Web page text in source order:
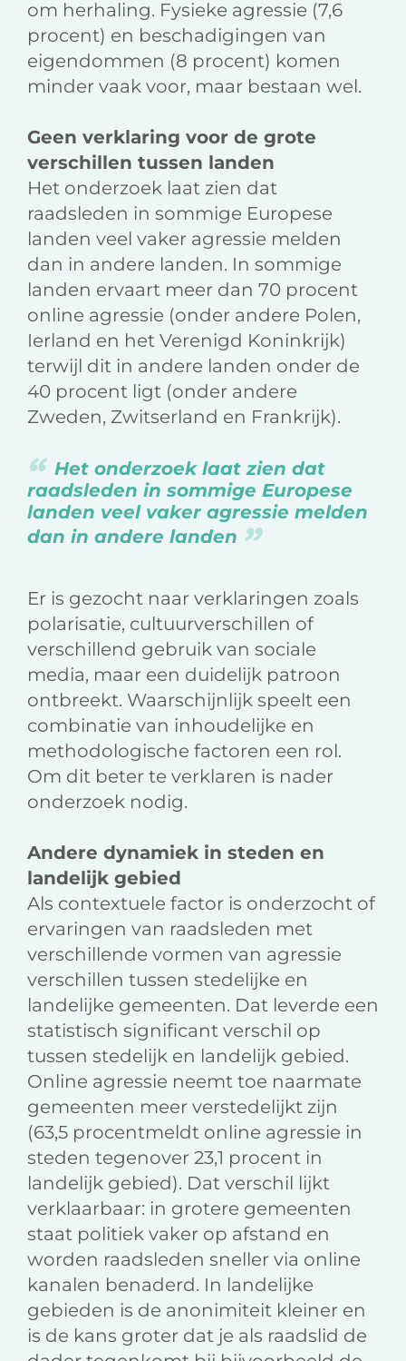
om herhaling. Fysieke agressie (7,6
procent) en beschadigingen van
eigendommen (8 procent) komen
minder vaak voor, maar bestaan wel.
Geen verklaring voor de grote
verschillen tussen landen
Het onderzoek laat zien dat
raadsleden in sommige Europese
landen veel vaker agressie melden
dan in andere landen. In sommige
landen ervaart meer dan 70 procent
online agressie (onder andere Polen,
Ierland en het Verenigd Koninkrijk)
terwijl dit in andere landen onder de
40 procent ligt (onder andere
Zweden, Zwitserland en Frankrijk).
Het onderzoek laat zien dat
raadsleden in sommige Europese
landen veel vaker agressie melden
dan in andere landen
Er is gezocht naar verklaringen zoals
polarisatie, cultuurverschillen of
verschillend gebruik van sociale
media, maar een duidelijk patroon
ontbreekt. Waarschijnlijk speelt een
combinatie van inhoudelijke en
methodologische factoren een rol.
Om dit beter te verklaren is nader
onderzoek nodig.
Andere dynamiek in steden en
landelijk gebied
Als contextuele factor is onderzocht of
ervaringen van raadsleden met
verschillende vormen van agressie
verschillen tussen stedelijke en
landelijke gemeenten. Dat leverde een
statistisch significant verschil op
tussen stedelijk en landelijk gebied.
Online agressie neemt toe naarmate
gemeenten meer verstedelijkt zijn
(63,5 procentmeldt online agressie in
steden tegenover 23,1 procent in
landelijk gebied). Dat verschil lijkt
verklaarbaar: in grotere gemeenten
staat politiek vaker op afstand en
worden raadsleden sneller via online
kanalen benaderd. In landelijke
gebieden is de anonimiteit kleiner en
is de kans groter dat je als raadslid de